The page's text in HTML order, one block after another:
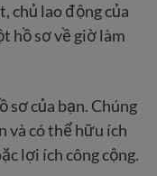
chủ lao động của
hồ sơ về giờ làm
sơ của bạn. Chúng
và có thể hữu ích
lợi ích công cộng.